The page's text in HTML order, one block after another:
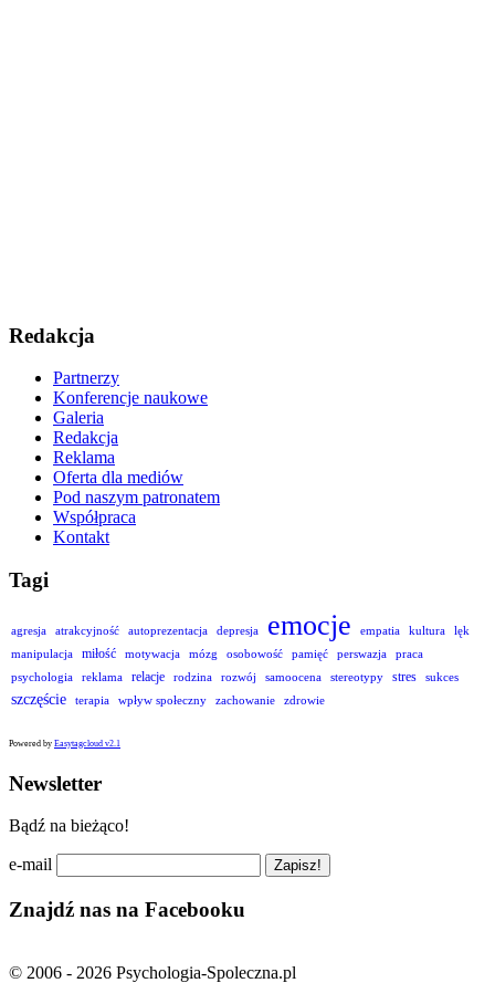
Redakcja
Partnerzy
Konferencje naukowe
Galeria
Redakcja
Reklama
Oferta dla mediów
Pod naszym patronatem
Współpraca
Kontakt
Tagi
agresja atrakcyjność autoprezentacja depresja emocje empatia kultura
lęk
manipulacja
miłość motywacja mózg osobowość pamięć perswazja
praca
psychologia
reklama relacje rodzina rozwój samoocena stereotypy stres sukces
szczęście terapia wpływ społeczny zachowanie zdrowie
Powered by Easytagcloud v2.1
Newsletter
Bądź na bieżąco!
e-mail
Znajdź nas na Facebooku
© 2006 - 2026 Psychologia-Spoleczna.pl